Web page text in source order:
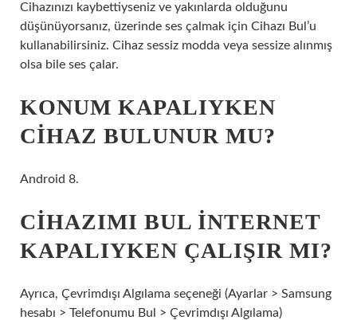
Cihazınızı kaybettiyseniz ve yakınlarda olduğunu
düşünüyorsanız, üzerinde ses çalmak için Cihazı Bul’u
kullanabilirsiniz. Cihaz sessiz modda veya sessize alınmış
olsa bile ses çalar.
KONUM KAPALIYKEN
CIHAZ BULUNUR MU?
Android 8.
CIHAZIMI BUL INTERNET
KAPALIYKEN ÇALIŞIR MI?
Ayrıca, Çevrimdışı Algılama seçeneği (Ayarlar > Samsung
hesabı > Telefonumu Bul > Çevrimdışı Algılama)